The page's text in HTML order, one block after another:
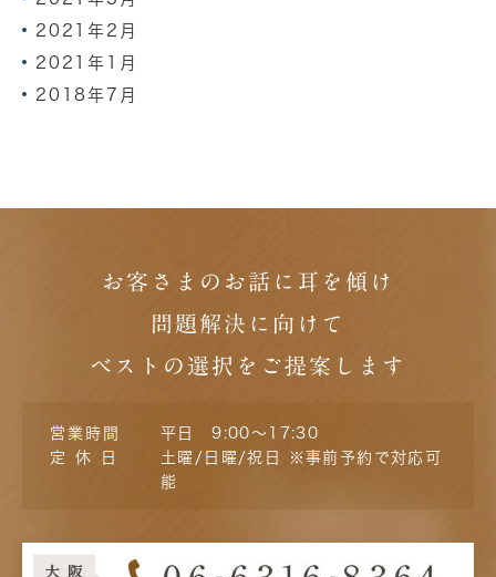
2021年2月
2021年1月
2018年7月
お客さまのお話に耳を傾け
問題解決に向けて
ベストの選択をご提案します
営業時間
平日 9:00～17:30
定 休 日
土曜/日曜/祝日 ※事前予約で対応可
能